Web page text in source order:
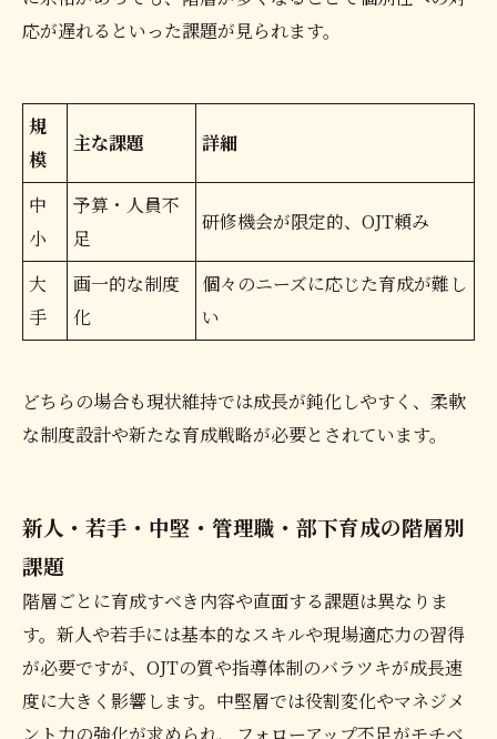
応が遅れるといった課題が見られます。
規
模
主な課題 詳細
中
小
予算・人員不
足
研修機会が限定的、OJT頼み
大
手
画一的な制度
化
個々のニーズに応じた育成が難し
い
どちらの場合も現状維持では成長が鈍化しやすく、柔軟
な制度設計や新たな育成戦略が必要とされています。
新人・若手・中堅・管理職・部下育成の階層別
課題
階層ごとに育成すべき内容や直面する課題は異なりま
す。新人や若手には基本的なスキルや現場適応力の習得
が必要ですが、OJTの質や指導体制のバラツキが成長速
度に大きく影響します。中堅層では役割変化やマネジメ
ント力の強化が求められ、フォローアップ不足がモチベ